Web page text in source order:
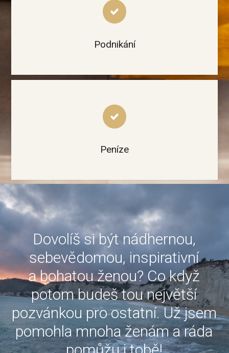
Podnikání
Peníze
Dovolíš si být nádhernou,
sebevědomou, inspirativní
a bohatou ženou? Co když
potom budeš tou největší
pozvánkou pro ostatní. Už jsem
pomohla mnoha ženám a ráda